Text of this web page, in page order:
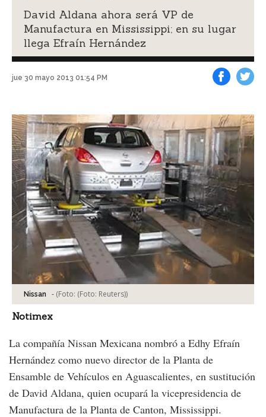
David Aldana ahora será VP de
Manufactura en Mississippi; en su lugar
llega Efraín Hernández
jue 30 mayo 2013 01:54 PM
Nissan - (Foto: (Foto: Reuters))
Notimex
La compañía Nissan Mexicana nombró a Edhy Efraín
Hernández como nuevo director de la Planta de
Ensamble de Vehículos en Aguascalientes, en sustitución
de David Aldana, quien ocupará la vicepresidencia de
Manufactura de la Planta de Canton, Mississippi.